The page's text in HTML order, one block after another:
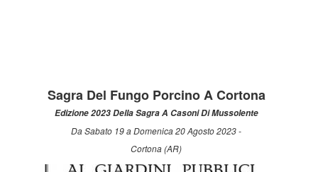
Sagra Del Fungo Porcino A Cortona
Edizione 2023 Della Sagra A Casoni Di Mussolente
Da Sabato 19 a Domenica 20 Agosto 2023 -
Cortona (AR)